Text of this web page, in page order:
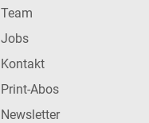
Team
Jobs
Kontakt
Print-Abos
Newsletter